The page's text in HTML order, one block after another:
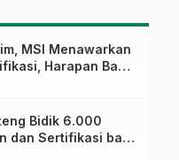
MSI Menawarkan
Harapan Baru
Bidik 6.000
dan Sertifikasi bagi